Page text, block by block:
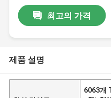
최고의 가격
제품 설명
6063개